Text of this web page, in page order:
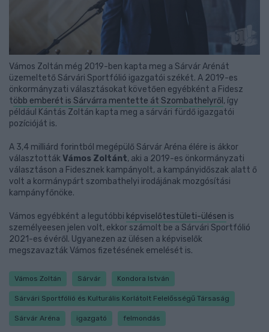
Vámos Zoltán még 2019-ben kapta meg a Sárvár Arénát
üzemeltető Sárvári Sportfólió igazgatói székét. A 2019-es
önkormányzati választásokat követően egyébként a Fidesz
több emberét is Sárvárra mentette át Szombathelyről , így
például Kántás Zoltán kapta meg a sárvári fürdő igazgatói
pozícióját is.
A 3,4 milliárd forintból megépülő Sárvár Aréna élére is ákkor
választottákVámos Zoltánt, aki a 2019-es önkormányzati
választáson a Fidesznek kampányolt, a kampányidőszak alatt ő
volt a kormánypárt szombathelyi irodájának mozgósítási
kampányfőnöke.
Vámos egyébként a legutóbbi képviselőtestületi-ülésen is
személyeesen jelen volt, ekkor számolt be a Sárvári Sportfólió
2021-es évéről. Ugyanezen az ülésen a képviselők
megszavazták Vámos fizetésének emelését is.
Vámos Zoltán Sárvár Kondora István
Sárvári Sportfólió és Kulturális Korlátolt Felelősségű Társaság
Sárvár Aréna igazgató felmondás